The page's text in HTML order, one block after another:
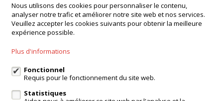
Agence Ninove
Onderwijslaan 45, 9400 Ninove
Agence Dilbeek
Agence Kampenhout
Zeypestraat 52B, Kampenhout
Nous utilisons des cookies pour personnaliser le contenu,
analyser notre trafic et améliorer notre site web et nos services.
Veuillez accepter les cookies suivants pour obtenir la meilleure
expérience possible.
Plus d'informations
Fonctionnel
Requis pour le fonctionnement du site web.
Statistiques